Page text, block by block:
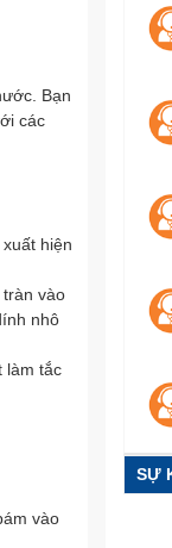
Bạn
các
hiện
vào
nhô
làm tắc
vào
SỰ